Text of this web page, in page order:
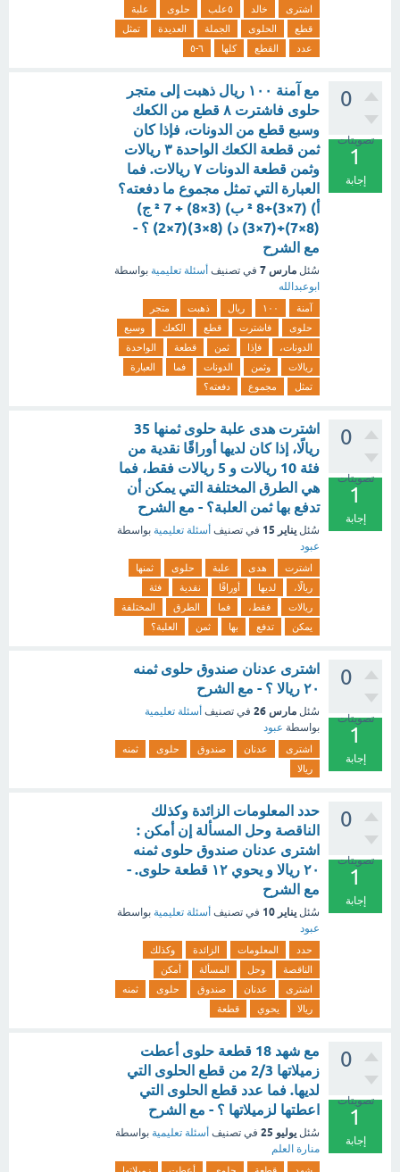
اشترى خالد ٥علب حلوى
علبة
قطع
الحلوى الجملة العديدة
تمثل
عدد
القطع كلها ٦-٥
0
تصويتات
1
إجابة
مع آمنة ١٠٠ ريال ذهبت إلى متجر
حلوى فاشترت ۸ قطع من الكعك
وسبع قطع من الدونات، فإذا كان
ثمن قطعة الكعك الواحدة ٣ ريالات
وثمن قطعة الدونات ٧ ريالات. فما
العبارة التي تمثل مجموع ما دفعته؟
أ) (7×3)+8 ² ب) (3×8) + 7 ² ج)
(8×7)+(7×3) د) (8×3)(7×2) ؟ -
مع الشرح
سُئل مارس 7 في تصنيف أسئلة تعليمية بواسطة
ابوعبدالله
آمنة ١٠٠ ريال ذهبت
متجر
حلوى
فاشترت قطع الكعك
وسبع
الدونات،
فإذا ثمن قطعة
الواحدة
ريالات
وثمن الدونات فما
العبارة
تمثل
مجموع دفعته؟
0
تصويتات
1
إجابة
اشترت هدى علبة حلوى ثمنها 35
ريالًا، إذا كان لديها أوراقًا نقدية من
فئة 10 ريالات و 5 ريالات فقط، فما
هي الطرق المختلفة التي يمكن أن
تدفع بها ثمن العلبة؟ - مع الشرح
سُئل يناير 15 في تصنيف أسئلة تعليمية بواسطة
عبود
اشترت هدى علبة حلوى
ثمنها
ريالًا،
لديها أوراقًا نقدية
فئة
ريالات
فقط، فما الطرق
المختلفة
يمكن
تدفع بها ثمن العلبة؟
0
تصويتات
1
إجابة
اشترى عدنان صندوق حلوى ثمنه
٢٠ ريالا ؟ - مع الشرح
سُئل مارس 26 في تصنيف أسئلة تعليمية
بواسطة عبود
اشترى عدنان صندوق حلوى
ثمنه
ريالا
0
تصويتات
1
إجابة
حدد المعلومات الزائدة وكذلك
الناقصة وحل المسألة إن أمكن :
اشترى عدنان صندوق حلوى ثمنه
٢٠ ريالا و يحوي ١٢ قطعة حلوى. -
مع الشرح
سُئل يناير 10 في تصنيف أسئلة تعليمية بواسطة
عبود
حدد المعلومات الزائدة
وكذلك
الناقصة
وحل المسألة
أمكن
اشترى
عدنان صندوق حلوى
ثمنه
ريالا
يحوي قطعة
0
تصويتات
1
إجابة
مع شهد 18 قطعة حلوى أعطت
زميلاتها 2/3 من قطع الحلوى التي
لديها. فما عدد قطع الحلوى التي
اعطتها لزميلاتها ؟ - مع الشرح
سُئل يوليو 25 في تصنيف أسئلة تعليمية بواسطة
منارة العلم